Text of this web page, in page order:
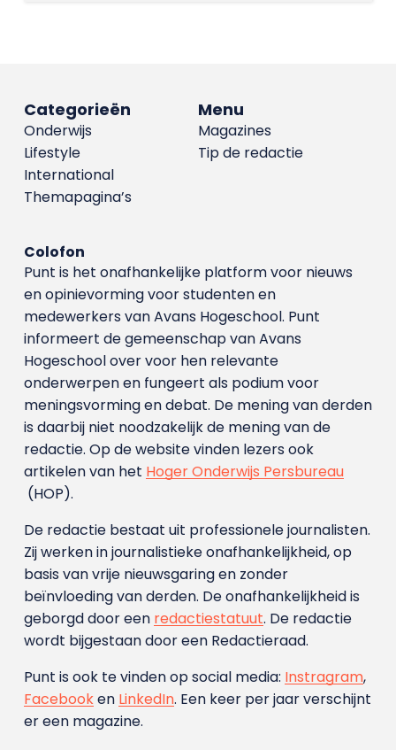
Menu
Magazines
Tip de redactie
Categorieën
Onderwijs
Lifestyle
International
Themapagina’s
Colofon
Punt is het onafhankelijke platform voor nieuws
en opinievorming voor studenten en
medewerkers van Avans Hoge­school. Punt
informeert de gemeenschap van Avans
Hogeschool over voor hen relevante
onderwerpen en fungeert als podium voor
meningsvorming en debat. De mening van derden
is daarbij niet noodzakelijk de mening van de
redactie. Op de website vinden lezers ook
artikelen van het Hoger Onderwijs Persbureau
(HOP).
De redactie bestaat uit professionele journalisten.
Zij werken in journalistieke onafhankelijkheid, op
basis van vrije nieuwsgaring en zonder
beïnvloeding van derden. De onafhankelijkheid is
geborgd door een redactiestatuut. De redactie
wordt bijgestaan door een Redactieraad.
Punt is ook te vinden op social media: Instragram,
Facebooken LinkedIn. Een keer per jaar verschijnt
er een magazine.